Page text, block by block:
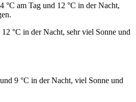
°C am Tag und 12 °C in der Nacht,
°C in der Nacht, sehr viel Sonne und
9 °C in der Nacht, viel Sonne und